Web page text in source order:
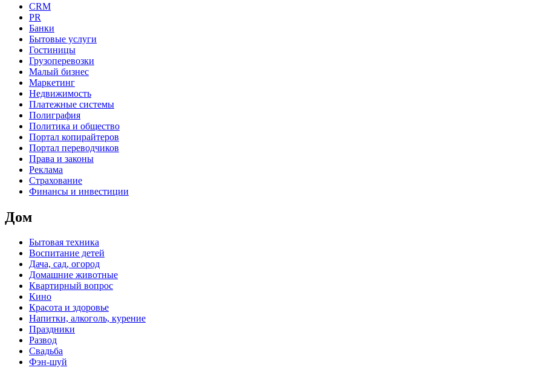
CRM
PR
Банки
Бытовые услуги
Гостиницы
Грузоперевозки
Малый бизнес
Маркетинг
Недвижимость
Платежные системы
Полиграфия
Политика и общество
Портал копирайтеров
Портал переводчиков
Права и законы
Реклама
Страхование
Финансы и инвестиции
Дом
Бытовая техника
Воспитание детей
Дача, сад, огород
Домашние животные
Квартирный вопрос
Кино
Красота и здоровье
Напитки, алкоголь, курение
Праздники
Развод
Свадьба
Фэн-шуй